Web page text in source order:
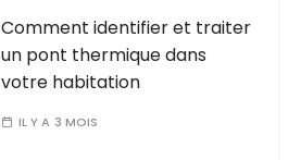
Comment identifier et traiter
un pont thermique dans
votre habitation
IL Y A 3 MOIS